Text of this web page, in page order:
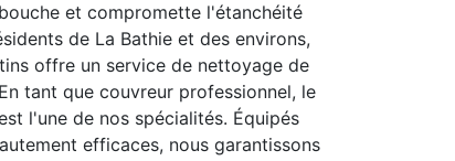
et compromette l'étanchéité
de La Bathie et des environs,
offre un service de nettoyage de
tant que couvreur professionnel, le
l'une de nos spécialités. Équipés
efficaces, nous garantissons